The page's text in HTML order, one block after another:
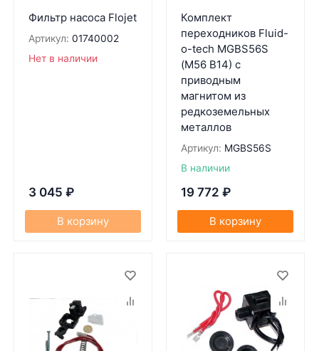
Фильтр насоса Flojet
Артикул: 01740002
Нет в наличии
3 045 ₽
В корзину
Комплект
переходников Fluid-
o-tech MGBS56S
(M56 B14) с
приводным
магнитом из
редкоземельных
металлов
Артикул: MGBS56S
В наличии
19 772 ₽
В корзину